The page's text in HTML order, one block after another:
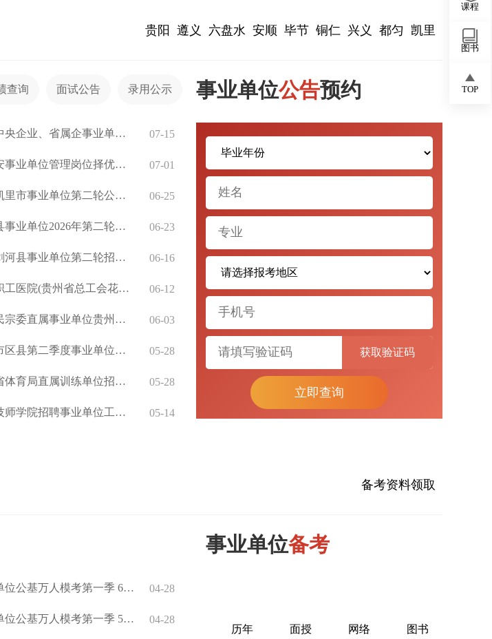
贵阳 遵义 六盘水 安顺 毕节 铜仁 兴义 都匀 凯里
查询 面试公告 录用公示
属企事业单位接收退役士兵安置岗位计划 07-15
理岗位择优安置安排工作退役士兵公告（ 07-01
位第二轮公开招聘工作人员简章（131人 06-25
年第二轮公开招聘工作人员（98人） 06-23
单位第二轮招聘工作人员简章（50人） 06-16
州省总工会花溪职工疗养院)第二批招聘事 06-12
业单位贵州省民族歌舞团招聘专业技术工 06-03
度事业单位招聘工作人员公告（2179人） 05-28
属训练单位招聘优秀运动员实施方案 05-28
聘事业单位工作人员简章（14人） 05-14
事业单位公告预约
获取验证码
立即查询
备考资料领取
人模考第一季 60.(判断题)太阳能光伏发电 04-28
人模考第一季 51.(判断题)2026亚太经合 04-28
事业单位备考
历年
面授
网络
图书
课程
图书
TOP